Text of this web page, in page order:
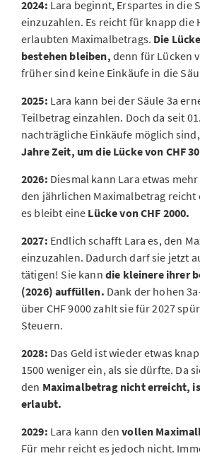
2024: Lara beginnt, Erspartes in die
einzuzahlen. Es reicht für knapp die
erlaubten Maximalbetrags. Die
bestehen bleiben, denn für Lücken
früher sind keine Einkäufe in die
2025: Lara kann bei der Säule 3a
Teilbetrag einzahlen. Doch da seit
nachträgliche Einkäufe möglich
Jahre Zeit, um die Lücke von CHF
2026: Diesmal kann Lara etwas
den jährlichen Maximalbetrag reicht
es bleibt eine Lücke von CHF 2000.
2027: Endlich schafft Lara es, den
einzuzahlen. Dadurch darf sie jetzt
tätigen! Sie kann die kleinere ihrer
(2026) auffüllen. Dank der hohen
über CHF 9000 zahlt sie für 2027
Steuern.
2028: Das Geld ist wieder etwas
1500 weniger ein, als sie dürfte. Da
den Maximalbetrag nicht erreicht,
erlaubt.
2029: Lara kann denvollen
Für mehr reicht es jedoch nicht.